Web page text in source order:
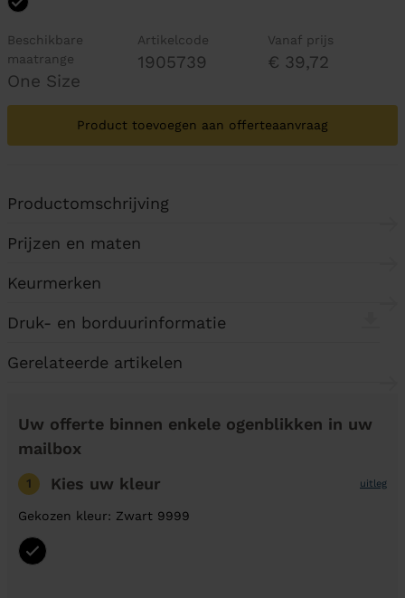
Beschikbare
maatrange
One Size
Artikelcode
1905739
Vanaf prijs
€ 39,72
Product toevoegen aan offerteaanvraag
Productomschrijving
Prijzen en maten
Keurmerken
Druk- en borduurinformatie
Gerelateerde artikelen
Uw offerte binnen enkele ogenblikken in uw
mailbox
1 Kies uw kleur uitleg
Gekozen kleur: Zwart 9999